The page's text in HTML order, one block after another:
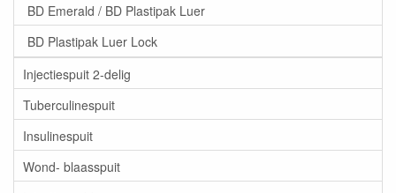
BD Emerald / BD Plastipak Luer
BD Plastipak Luer Lock
Injectiespuit 2-delig
Tuberculinespuit
Insulinespuit
Wond- blaasspuit